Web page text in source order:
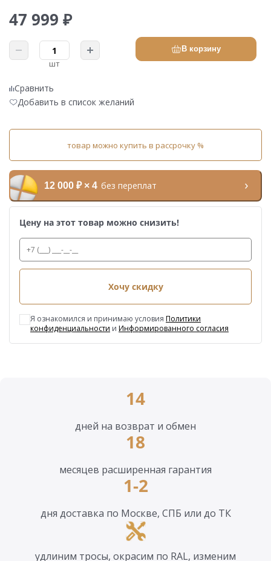
47 999 ₽
шт
В корзину
Сравнить
Добавить в список желаний
товар можно купить в рассрочку %
12 000 ₽ × 4 без переплат
Цену на этот товар можно снизить!
Хочу скидку
Я ознакомился и принимаю условия Политики
конфиденциальности и Информированного согласия
14
дней на возврат и обмен
18
месяцев расширенная гарантия
1-2
дня доставка по Москве, СПБ или до ТК
удлиним тросы, окрасим по RAL, изменим